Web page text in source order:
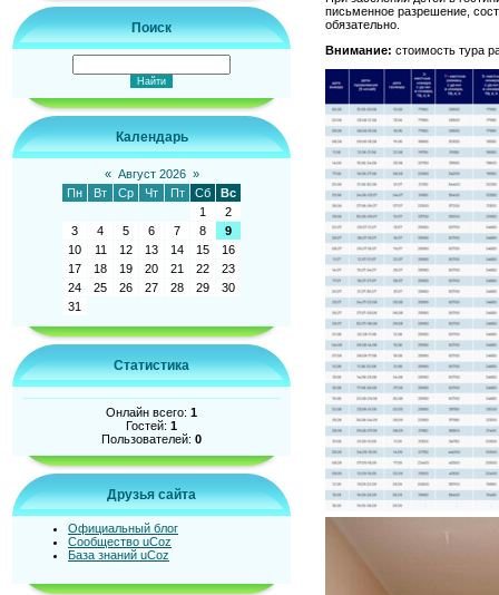
Поиск
Календарь
« Август 2026 »
Пн
Вт Ср Чт Пт Сб
Вс
1
2
3
4 5 6 7 8
9
10
11 12 13 14 15
16
17
18 19 20 21 22
23
24
25 26 27 28 29
30
31
Статистика
Онлайн всего: 1
Гостей: 1
Пользователей: 0
Друзья сайта
Официальный блог
Сообщество uCoz
База знаний uCoz
письменное разрешение,
обязательно.
Внимание: стоимость тура